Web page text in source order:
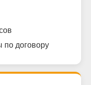
по договору